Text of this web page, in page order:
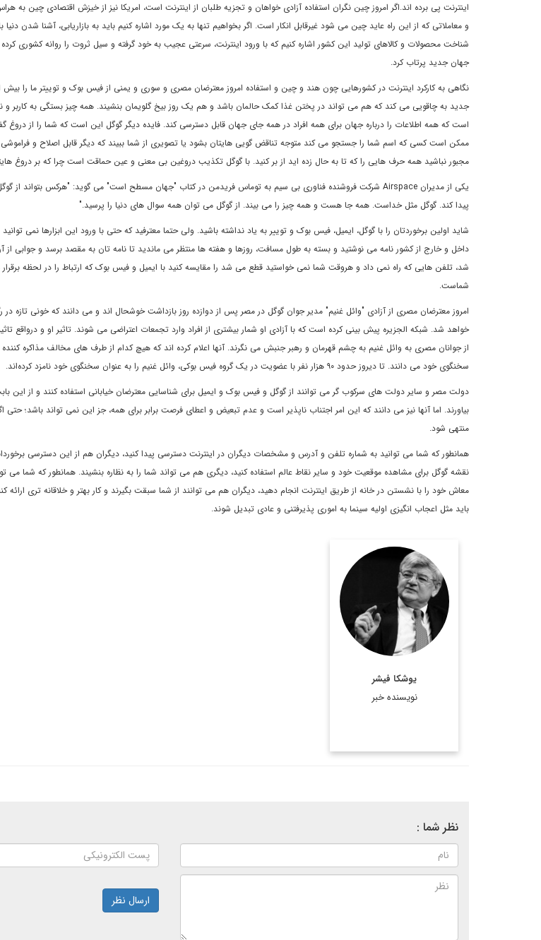
اينترنت پى برده اند.اگر امروز چين نگران استفاده آزادى خواهان و تجزيه طلبان از اينترنت است، امريکا نيز از خيزش اقتصادى چين به
و معاملاتى که از اين راه عايد چين مى شود غيرقابل انکار است. اگر بخواهيم تنها به يک مورد اشاره کنيم بايد به بازاريابى، آشنا شدن
شناخت محصولات و کالاهاى توليد اين کشور اشاره کنيم که با ورود اينترنت، سرعتى عجيب به خود گرفته و سيل ثروت را روانه کشورى
جهان جديد پرتاب کرد.
نگاهى به کارکرد اينترنت در کشورهايى چون هند و چين و استفاده امروز معترضان مصرى و سورى و يمنى از فيس بوک و توييتر ما را
جديد به چاقويى مى کند که هم مى تواند در پختن غذا کمک حالمان باشد و هم يک روز بيخ گلويمان بنشيند. همه چيز بستگى به کاربر
است که همه اطلاعات را درباره جهان براى همه افراد در همه جاى جهان قابل دسترسى کند. فايده ديگر گوگل اين است که شما را از دروغ
ممکن است کسى که اسم شما را جستجو مى کند متوجه تناقض گويى هايتان بشود يا تصويرى از شما ببيند که ديگر قابل اصلاح و فراموشى
مجبور نباشيد همه حرف هايى را که تا به حال زده ايد از بر کنيد. با گوگل تکذيب دروغين بى معنى و عين حماقت است چرا که بر دروغ
يکى از مديران Airspace شرکت فروشنده فناورى بى سيم به توماس فريدمن در کتاب "جهان مسطح است" مى گويد: "هرکس بتواند از گوگل
پيدا کند. گوگل مثل خداست. همه جا هست و همه چيز را مى بيند. از گوگل مى توان همه سوال هاى دنيا را پرسيد."
شايد اولين برخوردتان را با گوگل، ايميل، فيس بوک و تويير به ياد نداشته باشيد. ولى حتما معترفيد که حتى با ورود اين ابزارها نمى
داخل و خارج از کشور نامه مى نوشتيد و بسته به طول مسافت، روزها و هفته ها منتظر مى مانديد تا نامه تان به مقصد برسد و جوابى از
شد، تلفن هايى که راه نمى داد و هروقت شما نمى خواستيد قطع مى شد را مقايسه کنيد با ايميل و فيس بوک که ارتباط را در لحظه برقرار
شماست.
امروز معترضان مصرى از آزادى "وائل غنیم" مدير جوان گوگل در مصر پس از دوازده روز بازداشت خوشحال اند و مى دانند که خونى تازه
خواهد شد. شبکه الجزیره پيش بينى کرده است که با آزادی او شمار بيشتری از افراد وارد تجمعات اعتراضى مى شوند. تاثير او و درواقع
از جوانان مصرى به وائل غنيم به چشم قهرمان و رهبر جنبش مى نگرند. آنها اعلام کرده اند که هيچ کدام از طرف هاى مخالف مذاکره کننده
سخنگوى خود مى دانند. تا ديروز حدود ۹۰ هزار نفر با عضویت در یک گروه فیس ‌بوکی، وائل غنیم را به عنوان سخنگوی خود نامزد کرده‌اند.
دولت مصر و ساير دولت هاى سرکوب گر مى توانند از گوگل و فيس بوک و ايميل براى شناسايى معترضان خيابانى استفاده کنند و از اين بابت
بياورند. اما آنها نيز مى دانند که اين امر اجتناب ناپذير است و عدم تبعيض و اعطاى فرصت برابر براى همه، جز اين نمى تواند باشد؛
منتهى شود.
همانطور که شما مى توانيد به شماره تلفن و آدرس و مشخصات ديگران در اينترنت دسترسى پيدا کنيد، ديگران هم از اين دسترسى
نقشه گوگل براى مشاهده موقعيت خود و ساير نقاط عالم استفاده کنيد، ديگرى هم مى تواند شما را به نظاره بنشيند. همانطور که شما
معاش خود را با نشستن در خانه از طريق اينترنت انجام دهيد، ديگران هم مى توانند از شما سبقت بگيرند و کار بهتر و خلاقانه ترى ارائه
بايد مثل اعجاب انگيزى اوليه سينما به امورى پذيرفتنى و عادى تبديل شوند.
یوشکا فیشر
نویسنده خبر
یوشکا فیشر
(به آلمانی:
Joschka Fischer) متولد
۱۲ آوریل ۱۹۴۸ است كه در
دولتگرهارد شرودروزیر
امور خارجه آلمان بود.
اطلاعات بیشتر
نظر شما :
ارسال نظر